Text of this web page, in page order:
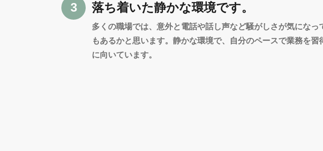
3 落ち着いた静かな環境です。
多くの職場では、意外と電話や話し声など騒がしさが気になっ
もあるかと思います。静かな環境で、自分のペースで業務を習
に向いています。